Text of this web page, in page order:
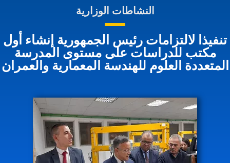
النشاطات الوزارية
لالتزامات رئيس الجمهورية إنشاء أول
مكتب للدراسات على مستوى المدرسة
العلوم للهندسة المعمارية والعمران